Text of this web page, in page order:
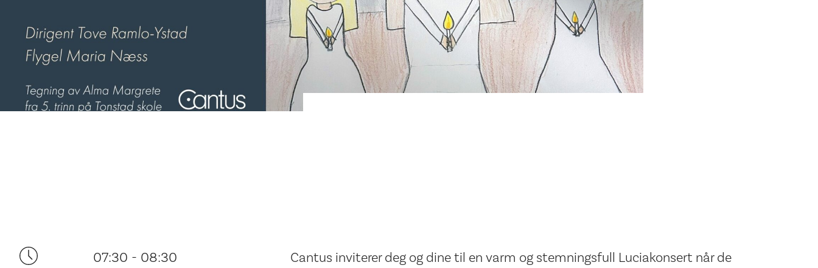
07:30 - 08:30
Cantus inviterer deg og dine til en varm og stemningsfull Luciakonsert når de